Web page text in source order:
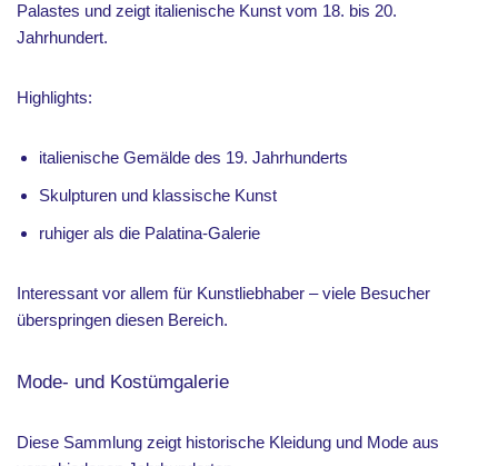
Palastes und zeigt italienische Kunst vom 18. bis 20.
Jahrhundert.
Highlights:
italienische Gemälde des 19. Jahrhunderts
Skulpturen und klassische Kunst
ruhiger als die Palatina-Galerie
Interessant vor allem für Kunstliebhaber – viele Besucher
überspringen diesen Bereich.
Mode- und Kostümgalerie
Diese Sammlung zeigt historische Kleidung und Mode aus